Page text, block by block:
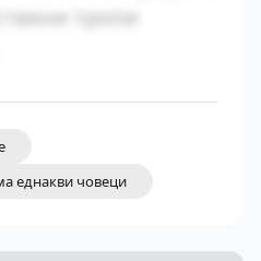
тропи
еднакви човеци